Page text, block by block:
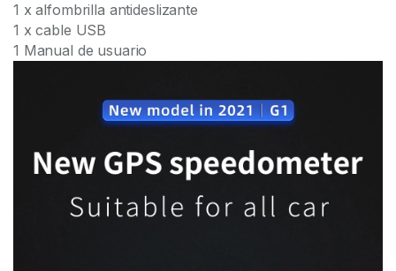
1 x alfombrilla antideslizante
1 x cable USB
1 Manual de usuario